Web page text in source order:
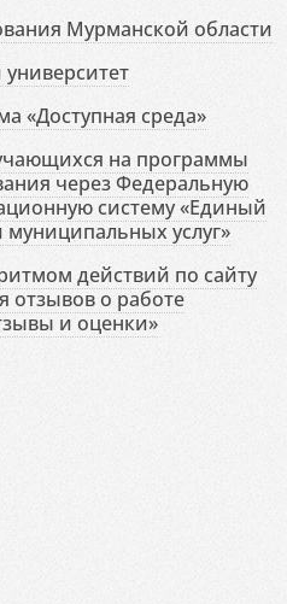
Мурманской области
«Доступная среда»
на программы
через Федеральную
систему «Единый
муниципальных услуг»
действий по сайту
отзывов о работе
и оценки»